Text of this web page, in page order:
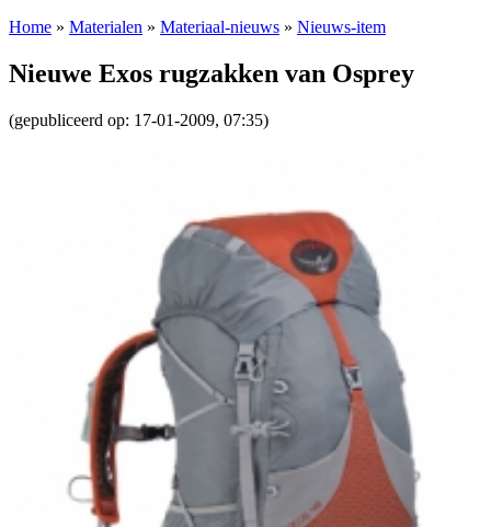
Home » Materialen » Materiaal-nieuws » Nieuws-item
Nieuwe Exos rugzakken van Osprey
(gepubliceerd op: 17-01-2009, 07:35)